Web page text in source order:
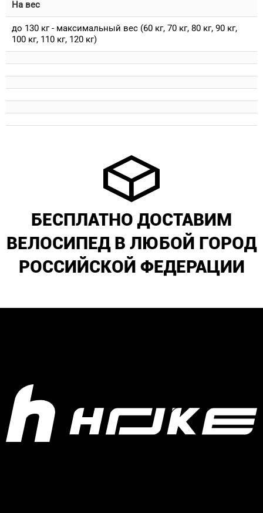
На вес
до 130 кг - максимальный вес (60 кг, 70 кг, 80 кг, 90 кг,
100 кг, 110 кг, 120 кг)
БЕСПЛАТНО ДОСТАВИМ
ВЕЛОСИПЕД В ЛЮБОЙ ГОРОД
РОССИЙСКОЙ ФЕДЕРАЦИИ